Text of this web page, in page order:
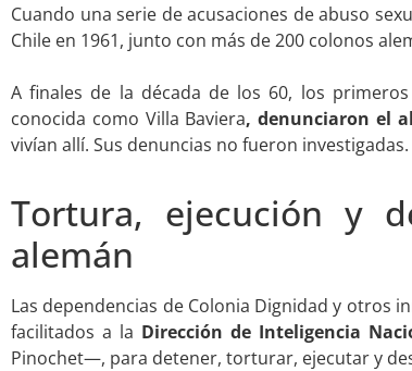
Cuando una serie de acusaciones de abuso
Chile en 1961, junto con más de 200 colonos
A finales de la década de los 60, los
conocida como Villa Baviera, denunciaron el
vivían allí. Sus denuncias no fueron investigadas.
Tortura, ejecución y
alemán
Las dependencias de Colonia Dignidad y otros
facilitados a la Dirección de Inteligencia
Pinochet—, para detener, torturar, ejecutar y